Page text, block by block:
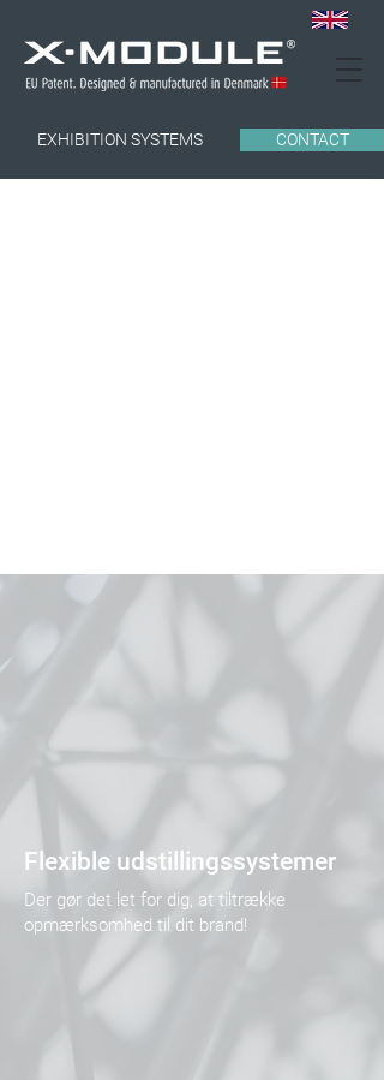
EXHIBITION SYSTEMS CONTACT
Flexible udstillingssystemer
Der gør det let for dig, at tiltrække
opmærksomhed til dit brand!